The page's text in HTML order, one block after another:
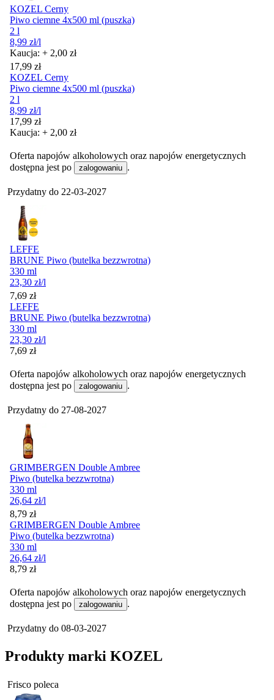
KOZEL Cerny
Piwo ciemne 4x500 ml (puszka)
2 l
8,99 zł/l
Kaucja: + 2,00 zł
Cena
17,99 zł
KOZEL Cerny
Piwo ciemne 4x500 ml (puszka)
2 l
8,99 zł/l
Cena
17,99 zł
Kaucja: + 2,00 zł
Oferta napojów alkoholowych oraz napojów energetycznych
dostępna jest po
zalogowaniu .
Przydatny do 22-03-2027
LEFFE
BRUNE Piwo (butelka bezzwrotna)
330 ml
23,30 zł/l
Cena
7,69 zł
LEFFE
BRUNE Piwo (butelka bezzwrotna)
330 ml
23,30 zł/l
Cena
7,69 zł
Oferta napojów alkoholowych oraz napojów energetycznych
dostępna jest po
zalogowaniu .
Przydatny do 27-08-2027
GRIMBERGEN Double Ambree
Piwo (butelka bezzwrotna)
330 ml
26,64 zł/l
Cena
8,79 zł
GRIMBERGEN Double Ambree
Piwo (butelka bezzwrotna)
330 ml
26,64 zł/l
Cena
8,79 zł
Oferta napojów alkoholowych oraz napojów energetycznych
dostępna jest po
zalogowaniu .
Przydatny do 08-03-2027
Produkty marki KOZEL
Frisco poleca